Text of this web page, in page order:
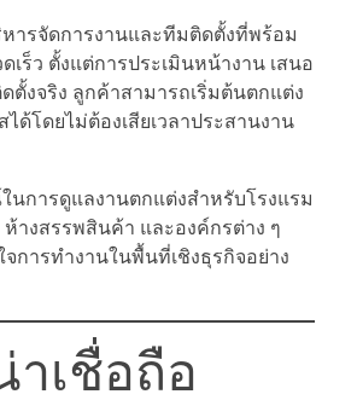
ารจัดการงานและทีมติดตั้งที่พร้อม
เร็ว ตั้งแต่การประเมินหน้างาน เสนอ
ตั้งจริง ลูกค้าสามารถเริ่มต้นตกแต่ง
ด้โดยไม่ต้องเสียเวลาประสานงาน
นการดูแลงานตกแต่งสำหรับโรงแรม
ห้างสรรพสินค้า และองค์กรต่าง ๆ
การทำงานในพื้นที่เชิงธุรกิจอย่าง
เชื่อถือ